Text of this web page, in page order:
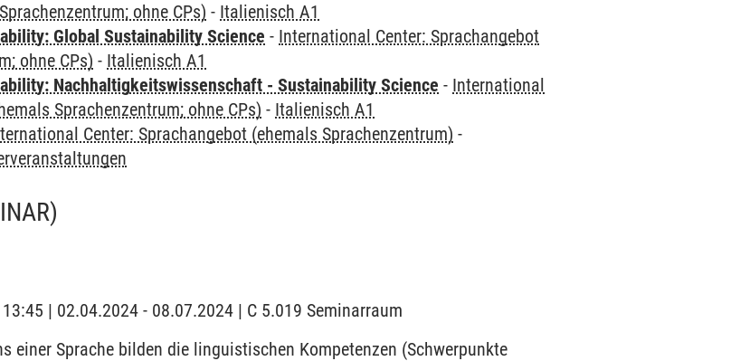
ohne CPs) - Italienisch A1
Global Sustainability Science - International Center: Sprachangebot
ohne CPs) - Italienisch A1
Nachhaltigkeitswissenschaft - Sustainability Science - International
Sprachenzentrum; ohne CPs) - Italienisch A1
Center: Sprachangebot (ehemals Sprachenzentrum) -
| 02.04.2024 - 08.07.2024 | C 5.019 Seminarraum
einer Sprache bilden die linguistischen Kompetenzen (Schwerpunkte